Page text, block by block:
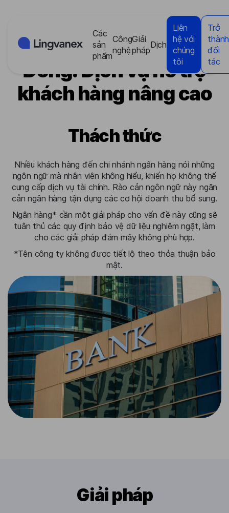
Các
sản
phẩm
Công
nghệ
Giải
pháp
Dịch
Liên
hệ với
chúng
tôi
Trở
thành
đối
tác
Ngân hàng Trung
Đông: Dịch vụ hỗ trợ
khách hàng nâng cao
Thách thức
Nhiều khách hàng đến chi nhánh ngân hàng nói những
ngôn ngữ mà nhân viên không hiểu, khiến họ không thể
cung cấp dịch vụ tài chính. Rào cản ngôn ngữ này ngăn
cản ngân hàng tận dụng các cơ hội doanh thu bổ sung.
Ngân hàng* cần một giải pháp cho vấn đề này cũng sẽ
tuân thủ các quy định bảo vệ dữ liệu nghiêm ngặt, làm
cho các giải pháp đám mây không phù hợp.
*Tên công ty không được tiết lộ theo thỏa thuận bảo
mật.
Giải pháp